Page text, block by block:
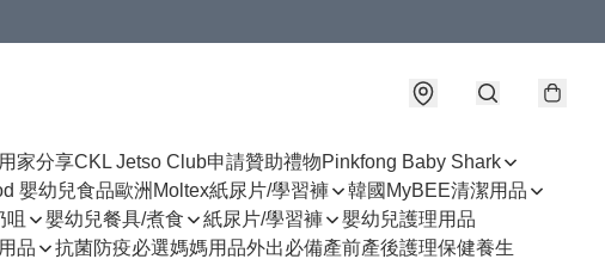
用家分享CKL Jetso Club申請贊助禮物Pinkfong Baby Shark
嬰幼兒食品歐洲Moltex紙尿片/學習褲
韓國MyBEE清潔用品
咀 嬰幼兒餐具/煮食 紙尿片/學習褲
嬰幼兒護理用品
品 抗菌防疫必選媽媽用品外出必備產前產後護理保健養生